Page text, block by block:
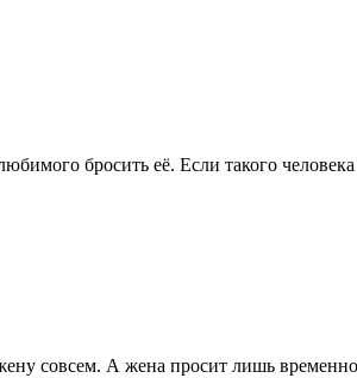
бросить её. Если такого
совсем. А жена просит лишь